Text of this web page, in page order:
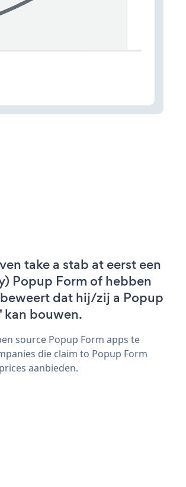
take a stab at eerst een
Popup Form of hebben
dat hij/zij a Popup
kan bouwen.
source Popup Form apps te
die claim to Popup Form
aanbieden.